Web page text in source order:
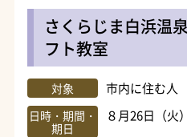
さくらじま白浜温
フト教室
対象 市内に住む人
日時・期間・
期日
８月26日（火